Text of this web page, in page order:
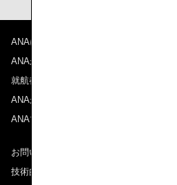
ANAについて
ANAからのお知らせ
就航都市
ANAがお約束する体験
ANAマイレージクラブ
お問い合わせ
技術的なお問い合わせ（推奨環境）